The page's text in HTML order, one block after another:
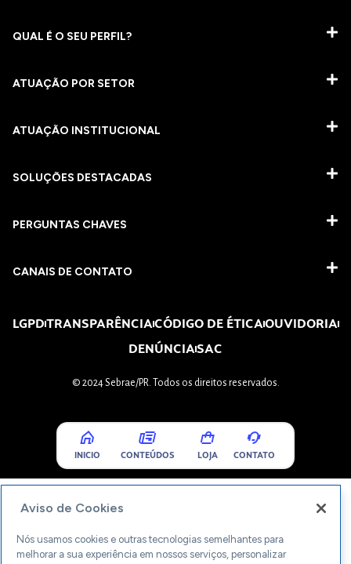
QUAL É O SEU PERFIL?
ATUAÇÃO POR SETOR
ATUAÇÃO INSTITUCIONAL
SOLUÇÕES DESTACADAS
PERGUNTAS CHAVES​
CANAIS DE CONTATO
LGPDTRANSPARÊNCIACÓDIGO DE ÉTICAOUVIDORIA
DENÚNCIASAC
© 2024 Sebrae/PR. Todos os direitos reservados.
INICIO CONTEÚDOS LOJA CONTATO
Aviso de Cookies
Nós usamos cookies e outras tecnologias semelhantes para
melhorar a sua experiência em nossos serviços, personalizar